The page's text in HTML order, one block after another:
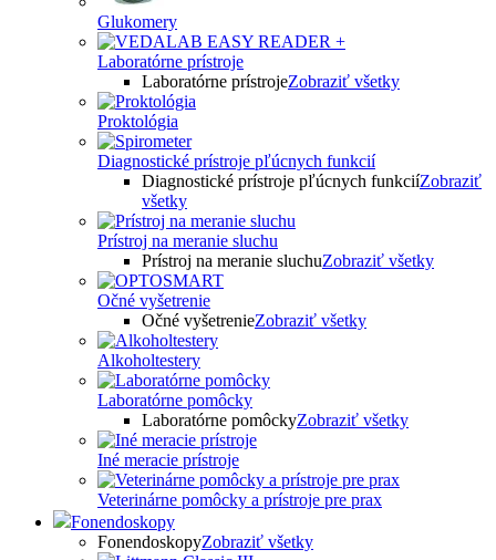
Glukomery
Laboratórne prístroje
Laboratórne prístrojeZobraziť všetky
Proktológia
Diagnostické prístroje pľúcnych funkcií
Diagnostické prístroje pľúcnych funkciíZobraziť
všetky
Prístroj na meranie sluchu
Prístroj na meranie sluchuZobraziť všetky
Očné vyšetrenie
Očné vyšetrenieZobraziť všetky
Alkoholtestery
Laboratórne pomôcky
Laboratórne pomôckyZobraziť všetky
Iné meracie prístroje
Veterinárne pomôcky a prístroje pre prax
Fonendoskopy
FonendoskopyZobraziť všetky